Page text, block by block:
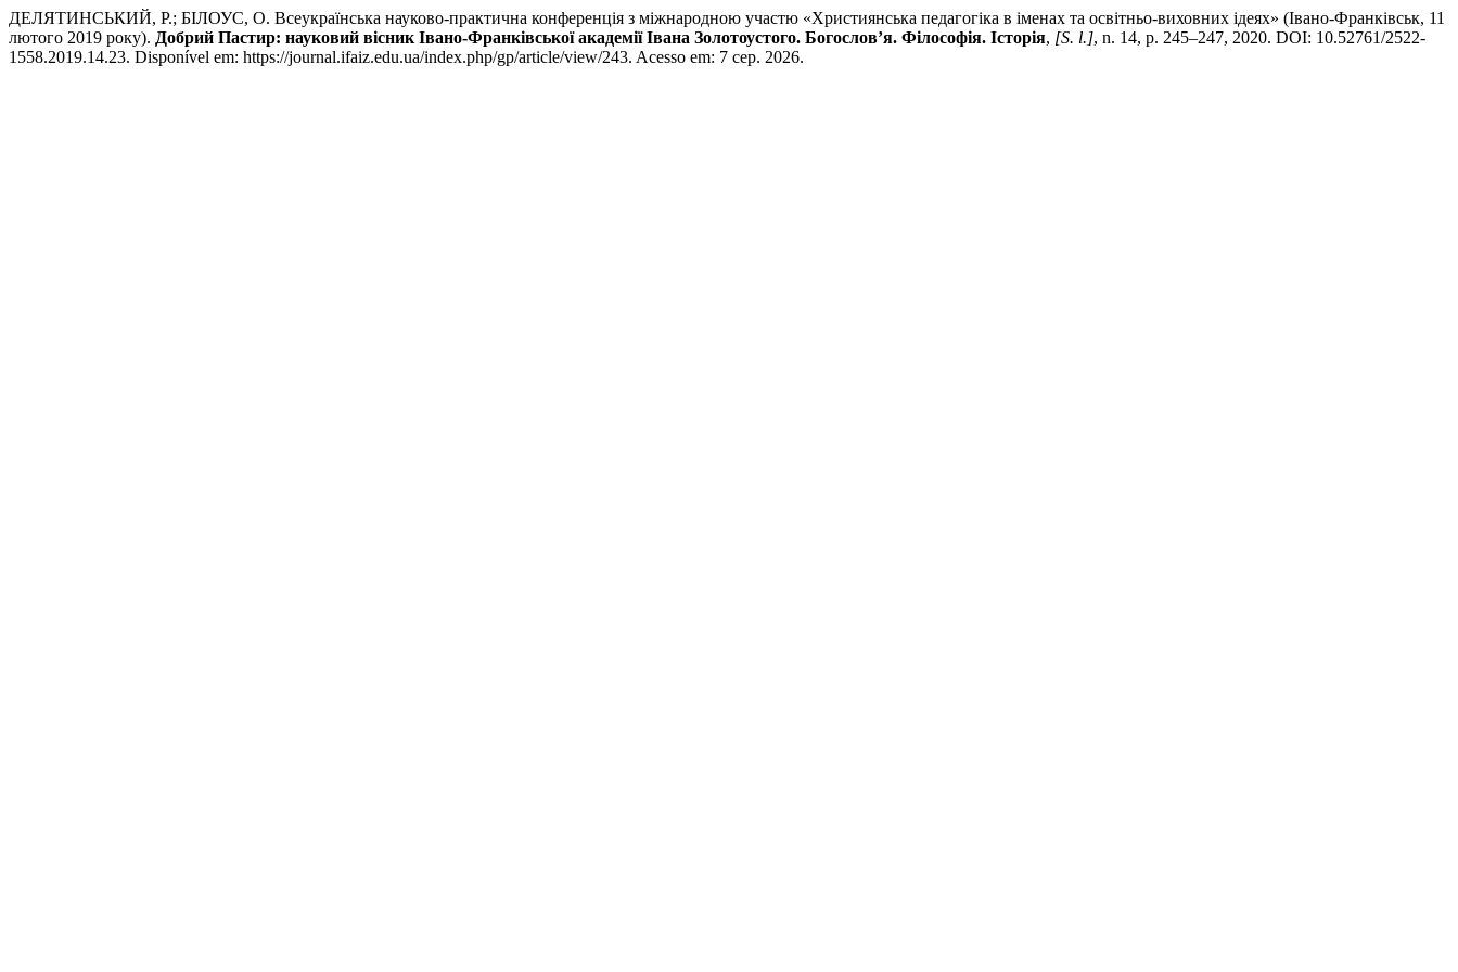
ДЕЛЯТИНСЬКИЙ, Р.; БІЛОУС, О. Всеукраїнська науково-практична конференція з міжнародною участю «Християнська педагогіка в іменах та освітньо-виховних ідеях» (Івано-Франківськ, 11
лютого 2019 року). Добрий Пастир: науковий вісник Івано-Франківської академії Івана Золотоустого. Богослов’я. Філософія. Історія, [S. l.], n. 14, p. 245–247, 2020. DOI: 10.52761/2522-
1558.2019.14.23. Disponível em: https://journal.ifaiz.edu.ua/index.php/gp/article/view/243. Acesso em: 7 сер. 2026.